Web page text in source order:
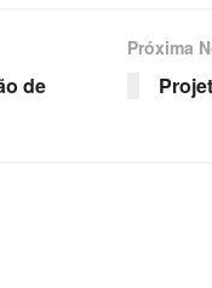
de
Próxima